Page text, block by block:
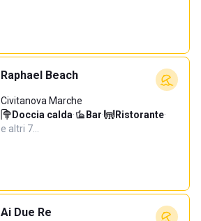
Raphael Beach
Civitanova Marche
Doccia calda· Bar· Ristorante·
e altri 7…
Ai Due Re